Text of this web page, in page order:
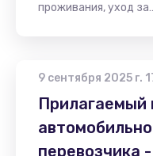
проживания, уход
9 сентября 2025 г.
Прилагаемый
перевозчика